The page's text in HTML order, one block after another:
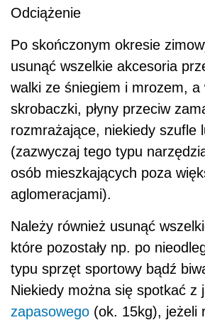
Odciążenie
Po skończonym okresie
usunąć wszelkie akcesoria
walki ze śniegiem i mrozem, a
skrobaczki, płyny przeciw
rozmrażające, niekiedy szufle
(zazwyczaj tego typu
osób mieszkających poza
aglomeracjami).
Należy również usunąć
które pozostały np. po
typu sprzęt sportowy bądź
Niekiedy można się spotkać z
zapasowego (ok. 15kg), jeżeli